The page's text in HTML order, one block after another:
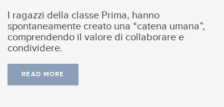
I ragazzi della classe Prima, hanno
spontaneamente creato una “catena umana”,
comprendendo il valore di collaborare e
condividere.
READ MORE